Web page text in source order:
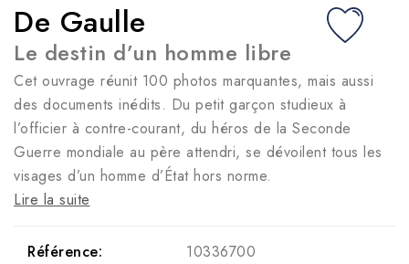
De Gaulle
Le destin d’un homme libre
Cet ouvrage réunit 100 photos marquantes, mais aussi
des documents inédits. Du petit garçon studieux à
l’officier à contre-courant, du héros de la Seconde
Guerre mondiale au père attendri, se dévoilent tous les
visages d’un homme d’État hors norme.
Lire la suite
Référence: 10336700